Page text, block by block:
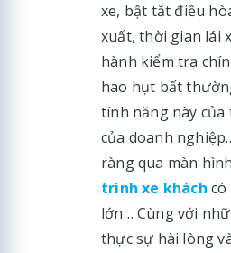
xe, bật tắt điều
xuất, thời gian lái
hành kiểm tra
hao hụt bất
tính năng này
của doanh
ràng qua màn
trình xe khách
lớn… Cùng với
thực sự hài lòng